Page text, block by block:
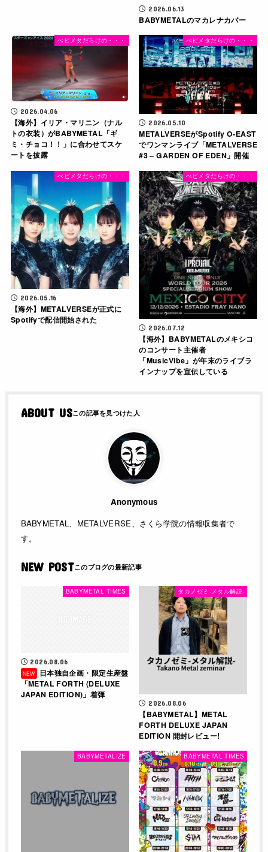
2026.06.13
BABYMETALのマカレナカバー
べビメタだらけの・・・
2026.04.06
【海外】イリア・マリニン（ナル
トの衣装）がBABYMETAL「ギ
ミ・チョコ！！」に合わせてスケ
ートを披露
べビメタだらけの・・・
2026.05.10
METALVERSEがSpotify O-EAST
でワンマンライブ「METALVERSE
#3 – GARDEN OF EDEN」開催
べビメタだらけの・・・
2026.05.16
【海外】METALVERSEが正式に
Spotifyで配信開始された
べビメタだらけの・・・
2026.07.12
【海外】BABYMETALのメキシコ
のコンサート主催者
「MusicVibe」が年末のライブラ
インナップを宣伝している
ABOUT US
Anonymous
BABYMETAL、METALVERSE、さくら学院の情報収集者で
す。
NEW POST
BABYMETAL TIMES
2026.08.06
日本独自企画・限定生産盤
「METAL FORTH (DELUXE
JAPAN EDITION)」着弾
タカノゼミ-メタル解説-
2026.08.06
【BABYMETAL】METAL
FORTH DELUXE JAPAN
EDITION 開封レビュー!
BABYMETALIZE BABYMETAL TIMES